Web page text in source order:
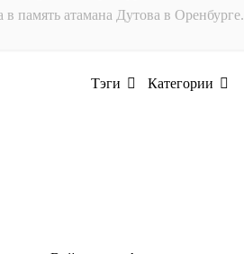
в память атамана Дутова в Оренбурге.
Категории
Тэги